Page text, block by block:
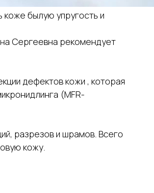
былую упругость и
Сергеевна рекомендует
дефектов кожи , которая
(MFR-
разрезов и шрамов. Всего
кожу.